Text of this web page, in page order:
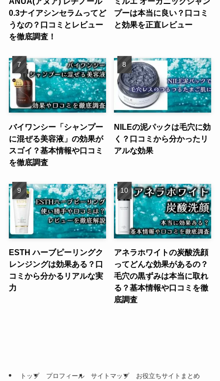
0.3ナイアシンセラムってど
うなの？口コミとレビュー
を徹底調査！
プーは本当に良い？口コミ
と効果を正直レビュー
バイワンシー「シャンプー
に混ぜる美容液」の効果が
スゴイ？基本情報や口コミ
を徹底調査
NILEの泥パックは毛穴に効
く？口コミから分かったリ
アルな効果
ESTH ハーブピーリングク
レンジングは効果ある？口
コミから分かるリアルな実
力
アネラホワイトの炭酸洗顔
ってどんな効果があるの？
毛穴の黒ずみは本当に取れ
る？基本情報や口コミを徹
底調査
トップ プロフィール サイトマップ お役立ちサイトまとめ